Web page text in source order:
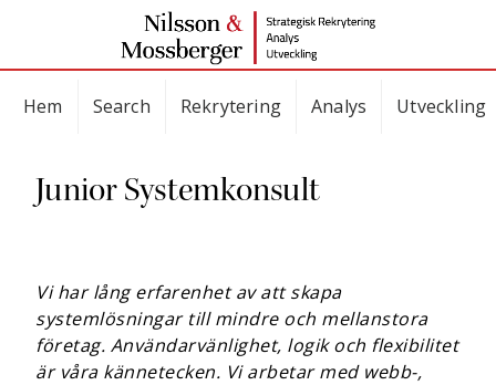
Hem Search Rekrytering Analys Utveckling
Junior Systemkonsult
Vi har lång erfarenhet av att skapa
systemlösningar till mindre och mellanstora
företag. Användarvänlighet, logik och flexibilitet
är våra kännetecken. Vi arbetar med webb-,